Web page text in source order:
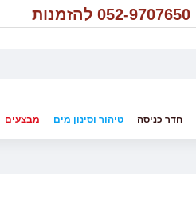
052-9707650 להזמנות
חדר כניסה טיהור וסינון מים מבצעים